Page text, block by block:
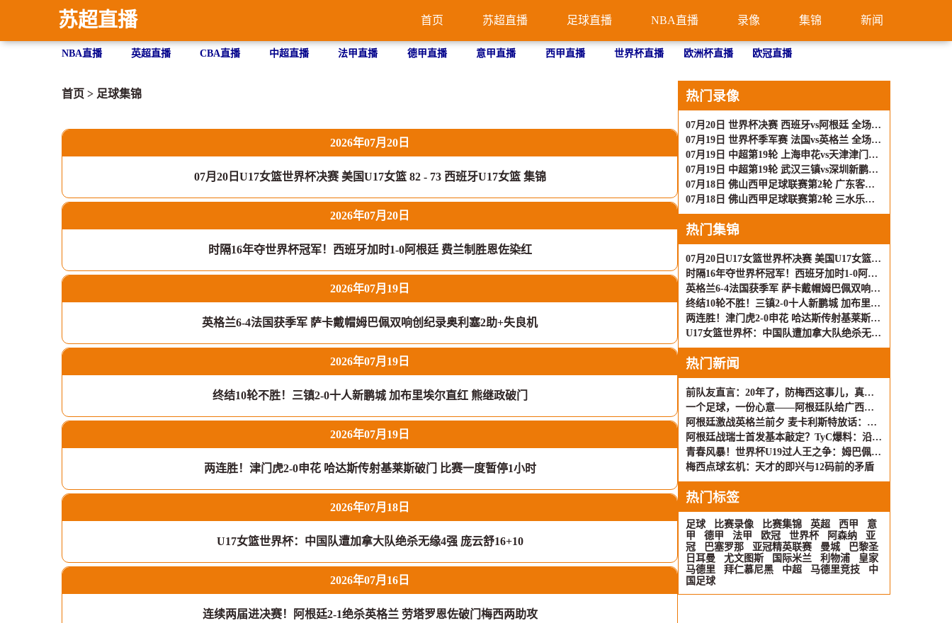
苏超直播 首页 苏超直播 足球直播 NBA直播 录像 集锦 新闻
NBA直播 英超直播 CBA直播 中超直播 法甲直播 德甲直播 意甲直播 西甲直播 世界杯直播 欧洲杯直播 欧冠直播
首页 > 足球集锦
2026年07月20日
07月20日U17女篮世界杯决赛 美国U17女篮 82 - 73 西班牙U17女篮 集锦
2026年07月20日
时隔16年夺世界杯冠军！西班牙加时1-0阿根廷 费兰制胜恩佐染红
2026年07月19日
英格兰6-4法国获季军 萨卡戴帽姆巴佩双响创纪录奥利塞2助+失良机
2026年07月19日
终结10轮不胜！三镇2-0十人新鹏城 加布里埃尔直红 熊继政破门
2026年07月19日
两连胜！津门虎2-0申花 哈达斯传射基莱斯破门 比赛一度暂停1小时
2026年07月18日
U17女篮世界杯：中国队遭加拿大队绝杀无缘4强 庞云舒16+10
2026年07月16日
连续两届进决赛！阿根廷2-1绝杀英格兰 劳塔罗恩佐破门梅西两助攻
热门录像
07月20日 世界杯决赛 西班牙vs阿根廷 全场录像
07月19日 世界杯季军赛 法国vs英格兰 全场录像
07月19日 中超第19轮 上海申花vs天津津门虎 全场录像
07月19日 中超第19轮 武汉三镇vs深圳新鹏城 全场录像
07月18日 佛山西甲足球联赛第2轮 广东客家青年 VS 广州苏雅蔚雨堂 全场录像
07月18日 佛山西甲足球联赛第2轮 三水乐民兴健力宝 VS 广东飞马 全场录像
热门集锦
07月20日U17女篮世界杯决赛 美国U17女篮 82 - 73 西班牙U17女篮 集锦
时隔16年夺世界杯冠军！西班牙加时1-0阿根廷 费兰制胜恩佐染红
英格兰6-4法国获季军 萨卡戴帽姆巴佩双响创纪录奥利塞2助+失良机
终结10轮不胜！三镇2-0十人新鹏城 加布里埃尔直红 熊继政破门
两连胜！津门虎2-0申花 哈达斯传射基莱斯破门 比赛一度暂停1小时
U17女篮世界杯：中国队遭加拿大队绝杀无缘4强 庞云舒16+10
热门新闻
前队友直言：20年了，防梅西这事儿，真没谁能搞定
一个足球，一份心意——阿根廷队给广西孩子寄去了礼物
阿根廷激战英格兰前夕 麦卡利斯特放话：身心都得硬扛
阿根廷战瑞士首发基本敲定？TyC爆料：沿用打埃及那套，只有两个位置可能动刀
青春风暴！世界杯U19过人王之争：姆巴佩22次领跑 亚马尔紧咬不放
梅西点球玄机：天才的即兴与12码前的矛盾
热门标签
足球 比赛录像 比赛集锦 英超 西甲
意
甲
德甲 法甲 欧冠 世界杯 阿森纳
亚
冠
巴塞罗那 亚冠精英联赛 曼城
巴黎圣
日耳曼
尤文图斯 国际米兰 利物浦
皇家
马德里
拜仁慕尼黑 中超 马德里竞技
中
国足球